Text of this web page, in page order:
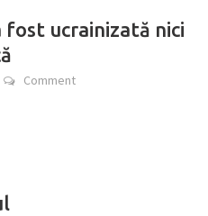
ucrainizată nici
Comment